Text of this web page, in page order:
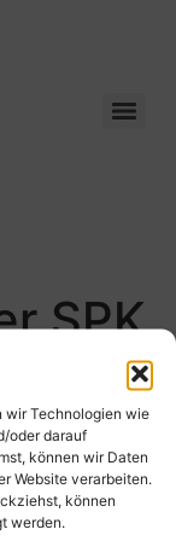
wir Technologien wie
oder darauf
können wir Daten
Website verarbeiten.
können
werden.
SPK